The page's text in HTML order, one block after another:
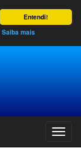
Entendi!
Saiba mais